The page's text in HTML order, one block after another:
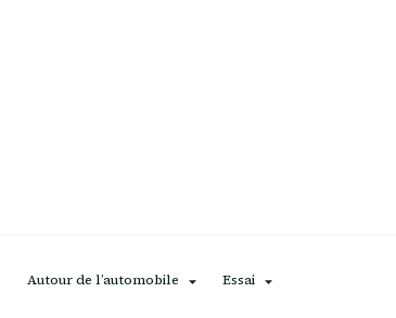
Autour de l’automobile Essai